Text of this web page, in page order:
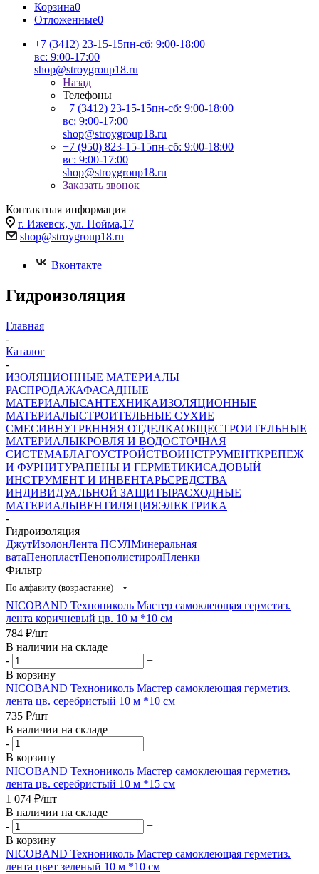
Корзина0
Отложенные0
+7 (3412) 23-15-15пн-сб: 9:00-18:00
вс: 9:00-17:00
shop@stroygroup18.ru
Назад
Телефоны
+7 (3412) 23-15-15пн-сб: 9:00-18:00
вс: 9:00-17:00
shop@stroygroup18.ru
+7 (950) 823-15-15пн-сб: 9:00-18:00
вс: 9:00-17:00
shop@stroygroup18.ru
Заказать звонок
Контактная информация
г. Ижевск, ул. Пойма,17
shop@stroygroup18.ru
Вконтакте
Гидроизоляция
Главная
-
Каталог
-
ИЗОЛЯЦИОННЫЕ МАТЕРИАЛЫ
РАСПРОДАЖАФАСАДНЫЕ
МАТЕРИАЛЫСАНТЕХНИКАИЗОЛЯЦИОННЫЕ
МАТЕРИАЛЫСТРОИТЕЛЬНЫЕ СУХИЕ
СМЕСИВНУТРЕННЯЯ ОТДЕЛКАОБЩЕСТРОИТЕЛЬНЫЕ
МАТЕРИАЛЫКРОВЛЯ И ВОДОСТОЧНАЯ
СИСТЕМАБЛАГОУСТРОЙСТВОИНСТРУМЕНТКРЕПЕЖ
И ФУРНИТУРАПЕНЫ И ГЕРМЕТИКИСАДОВЫЙ
ИНСТРУМЕНТ И ИНВЕНТАРЬСРЕДСТВА
ИНДИВИДУАЛЬНОЙ ЗАЩИТЫРАСХОДНЫЕ
МАТЕРИАЛЫВЕНТИЛЯЦИЯЭЛЕКТРИКА
-
Гидроизоляция
ДжутИзолонЛента ПСУЛМинеральная
ватаПенопластПенополистиролПленки
Фильтр
По алфавиту (возрастание)
NICOBAND Технониколь Мастер самоклеющая герметиз.
лента коричневый цв. 10 м *10 см
784 ₽/шт
В наличии на складе
-
+
В корзину
NICOBAND Технониколь Мастер самоклеющая герметиз.
лента цв. серебристый 10 м *10 см
735 ₽/шт
В наличии на складе
-
+
В корзину
NICOBAND Технониколь Мастер самоклеющая герметиз.
лента цв. серебристый 10 м *15 см
1 074 ₽/шт
В наличии на складе
-
+
В корзину
NICOBAND Технониколь Мастер самоклеющая герметиз.
лента цвет зеленый 10 м *10 см